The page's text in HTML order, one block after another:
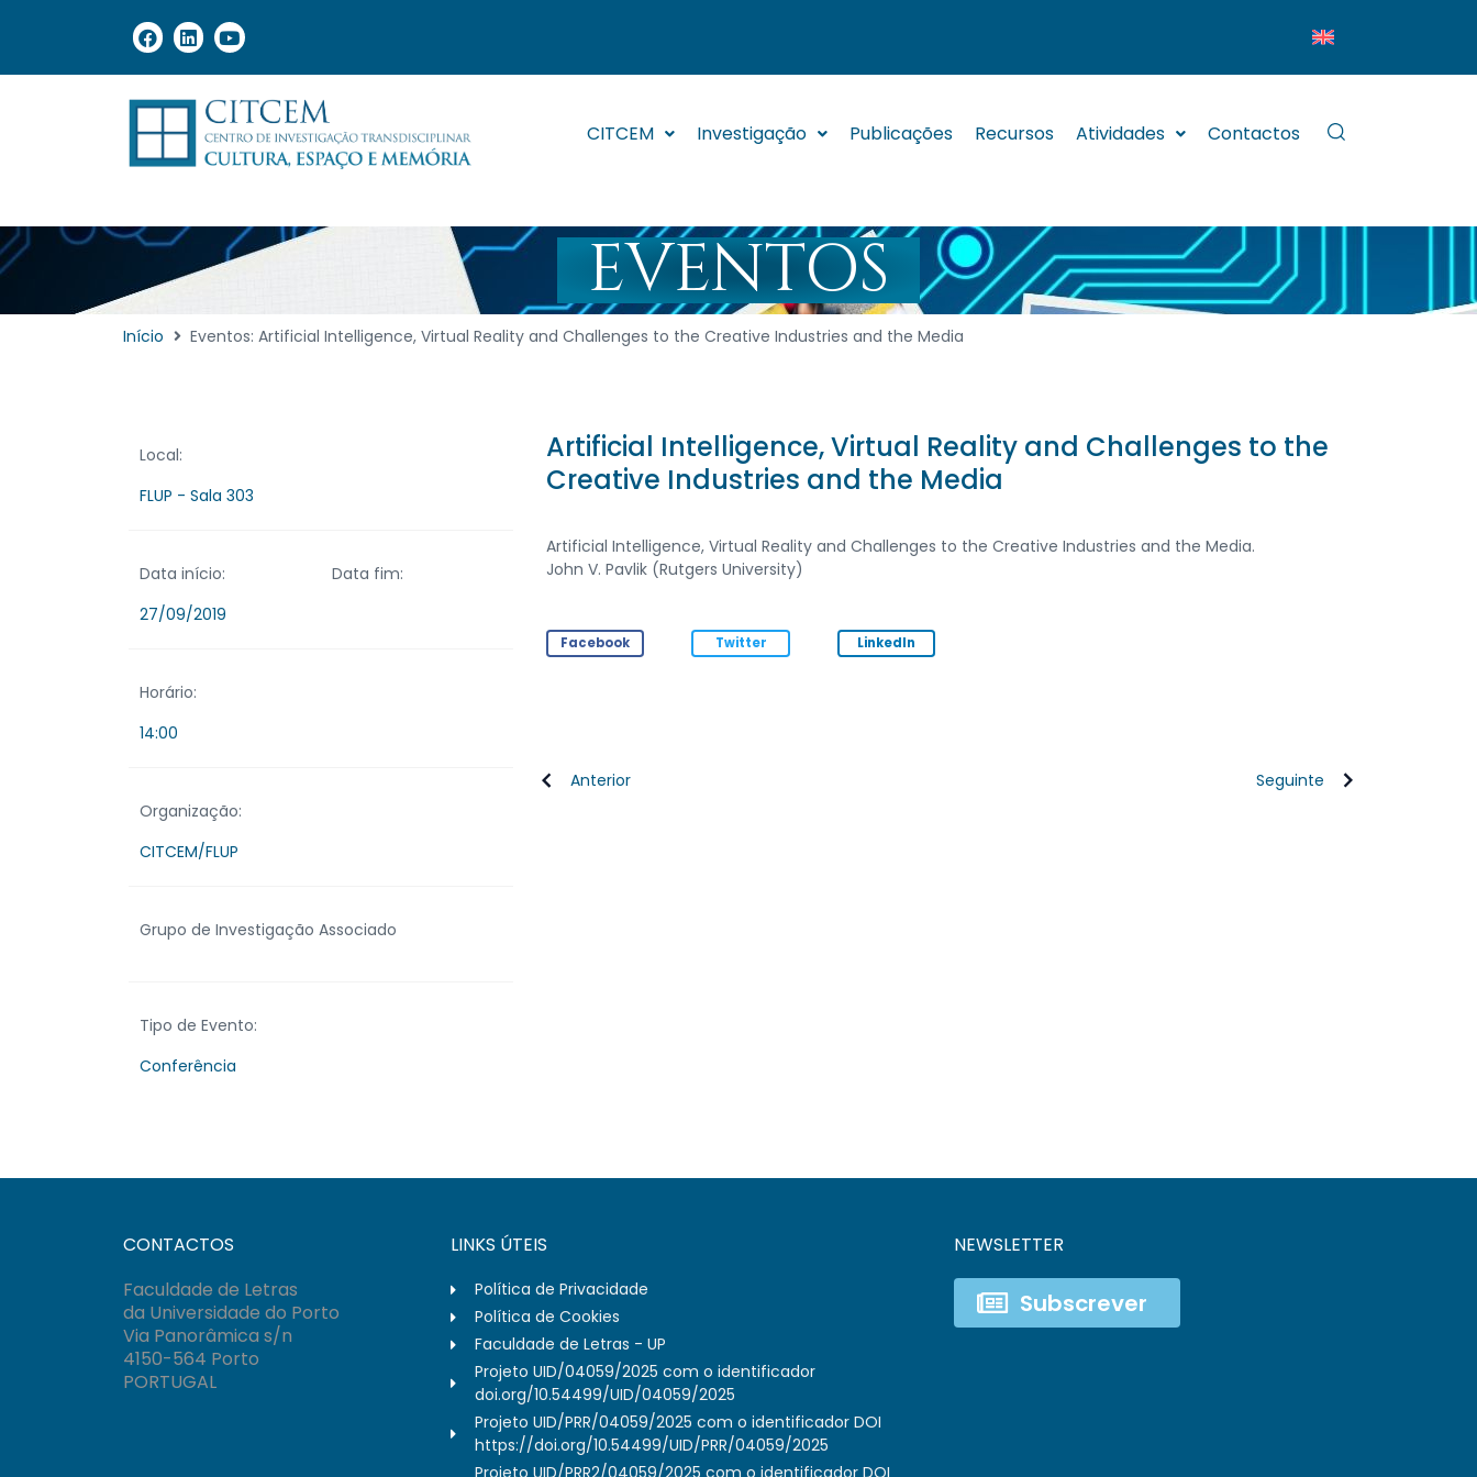
CITCEM Investigação Publicações Recursos Atividades Contactos
EVENTOS
Início Eventos: Artificial Intelligence, Virtual Reality and Challenges to the Creative Industries and the Media
Local:
FLUP - Sala 303
Data início:
27/09/2019
Data fim:
Horário:
14:00
Organização:
CITCEM/FLUP
Grupo de Investigação Associado
Tipo de Evento:
Conferência
Artificial Intelligence, Virtual Reality and Challenges to the
Creative Industries and the Media
Artificial Intelligence, Virtual Reality and Challenges to the Creative Industries and the Media.
John V. Pavlik (Rutgers University)
Facebook Twitter LinkedIn
Anterior Seguinte
CONTACTOS
Faculdade de Letras
da Universidade do Porto
Via Panorâmica s/n
4150-564 Porto
PORTUGAL
LINKS ÚTEIS
Política de Privacidade
Política de Cookies
Faculdade de Letras - UP
Projeto UID/04059/2025 com o identificador
doi.org/10.54499/UID/04059/2025
Projeto UID/PRR/04059/2025 com o identificador DOI
https://doi.org/10.54499/UID/PRR/04059/2025
NEWSLETTER
Subscrever